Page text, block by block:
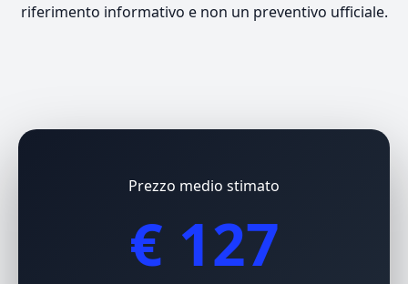
riferimento informativo e non un preventivo ufficiale.
Prezzo medio stimato
€ 127